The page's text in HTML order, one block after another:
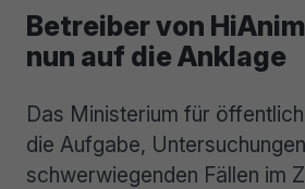
Betreiber von
nun auf die Anklage
Das Ministerium für
die Aufgabe,
schwerwiegenden Fällen im